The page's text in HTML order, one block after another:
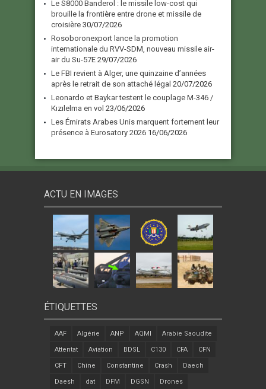
Le S8000 Banderol : le missile low-cost qui
brouille la frontière entre drone et missile de
croisière 30/07/2026
Rosoboronexport lance la promotion
internationale du RVV-SDM, nouveau missile air-
air du Su-57E 29/07/2026
Le FBI revient à Alger, une quinzaine d’années
après le retrait de son attaché légal 20/07/2026
Leonardo et Baykar testent le couplage M-346 /
Kızılelma en vol 23/06/2026
Les Émirats Arabes Unis marquent fortement leur
présence à Eurosatory 2026 16/06/2026
ACTU EN IMAGES
ÉTIQUETTES
AAF Algérie ANP AQMI Arabie Saoudite
Attentat Aviation BDSL C130 CFA CFN
CFT Chine Constantine Crash Daech
Daesh dat DFM DGSN Drones